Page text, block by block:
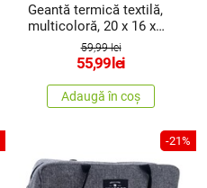
Geantă termică textilă,
multicoloră, 20 x 16 x
59,99 lei
55,99 lei
Adaugă în coș
-21%